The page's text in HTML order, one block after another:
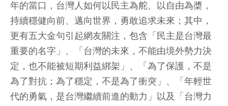
年的當口，台灣人如何以民主為舵、以自由為槳，
持續穩健向前、邁向世界，勇敢追求未來；其中，
更有五大金句引起網友關注，包含「民主是台灣最
重要的名字」、「台灣的未來，不能由境外勢力決
定，也不能被短期利益綁架」、「為了保護，不是
為了對抗；為了穩定，不是為了衝突」、「年輕世
代的勇氣，是台灣繼續前進的動力」以及「台灣力